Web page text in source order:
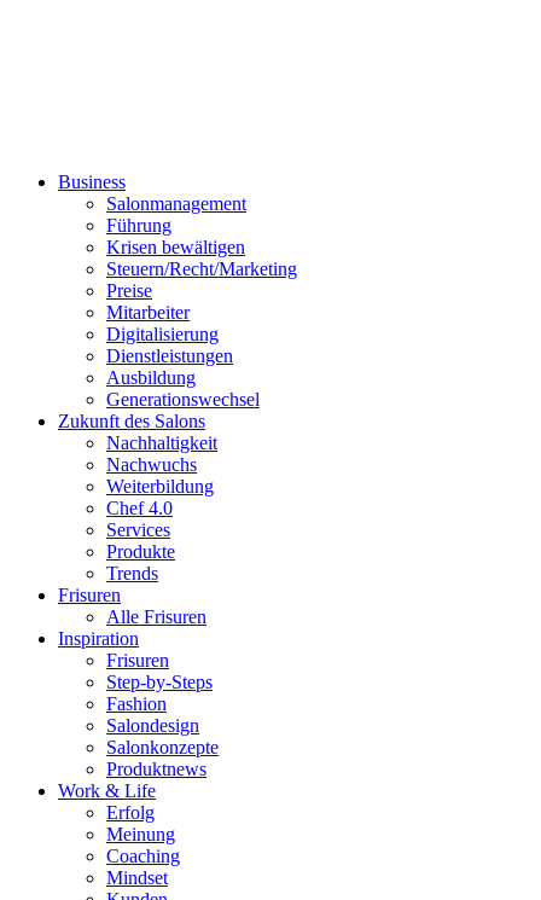
Business
Salonmanagement
Führung
Krisen bewältigen
Steuern/Recht/Marketing
Preise
Mitarbeiter
Digitalisierung
Dienstleistungen
Ausbildung
Generationswechsel
Zukunft des Salons
Nachhaltigkeit
Nachwuchs
Weiterbildung
Chef 4.0
Services
Produkte
Trends
Frisuren
Alle Frisuren
Inspiration
Frisuren
Step-by-Steps
Fashion
Salondesign
Salonkonzepte
Produktnews
Work & Life
Erfolg
Meinung
Coaching
Mindset